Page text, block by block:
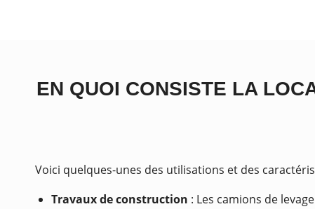
EN QUOI CONSISTE LA
Voici quelques-unes des utilisations et des
Travaux de construction : Les camions de